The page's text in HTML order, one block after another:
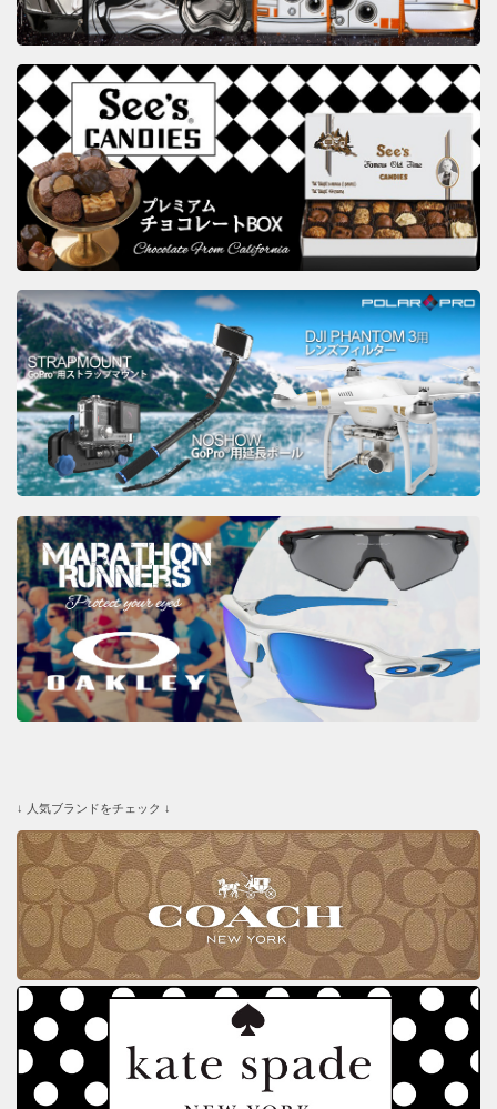
↓ 人気ブランドをチェック ↓